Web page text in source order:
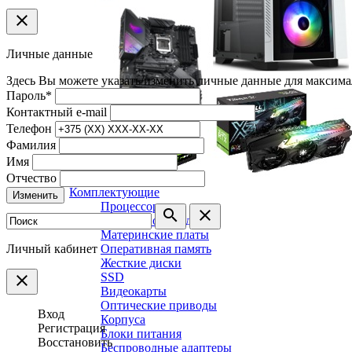
Комплектующие
Процессоры
Системы охлаждения
Материнские платы
Оперативная память
Жесткие диски
SSD
Видеокарты
Оптические приводы
Корпуса
Блоки питания
Беспроводные адаптеры
clear
Личные данные
Здесь Вы можете указать/изменить личные данные для
Пароль*
Контактный e-mail
Телефон
Фамилия
Имя
Отчество
Изменить
search clear
Личный кабинет
clear
Вход
Регистрация
Восстановить